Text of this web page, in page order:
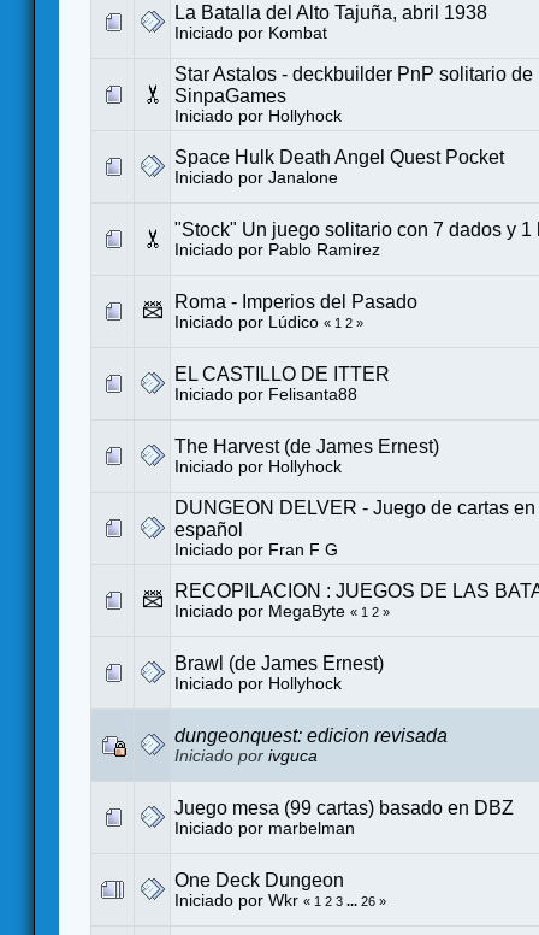
La Batalla del Alto Tajuña, abril 1938
Iniciado por Kombat
Star Astalos - deckbuilder PnP solitario de
SinpaGames
Iniciado por Hollyhock
Space Hulk Death Angel Quest Pocket
Iniciado por Janalone
"Stock" Un juego solitario con 7 dados y 1
Iniciado por Pablo Ramirez
Roma - Imperios del Pasado
Iniciado por Lúdico « 1 2 »
EL CASTILLO DE ITTER
Iniciado por Felisanta88
The Harvest (de James Ernest)
Iniciado por Hollyhock
DUNGEON DELVER - Juego de cartas
español
Iniciado por Fran F G
RECOPILACION : JUEGOS DE LAS
Iniciado por MegaByte « 1 2 »
Brawl (de James Ernest)
Iniciado por Hollyhock
dungeonquest: edicion revisada
Iniciado por ivguca
Juego mesa (99 cartas) basado en DBZ
Iniciado por marbelman
One Deck Dungeon
Iniciado por Wkr « 1 2 3 ... 26 »